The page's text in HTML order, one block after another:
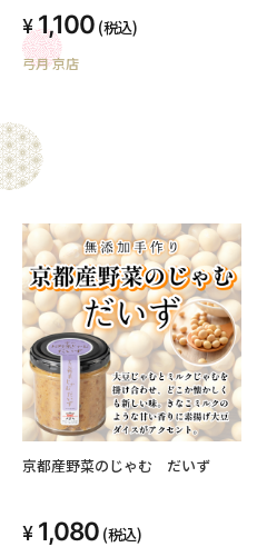
1,100 (税込)
弓月 京店
京都産野菜のじゃむ だいず
1,080 (税込)